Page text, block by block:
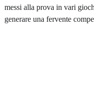
messi alla prova in vari
generare una fervente